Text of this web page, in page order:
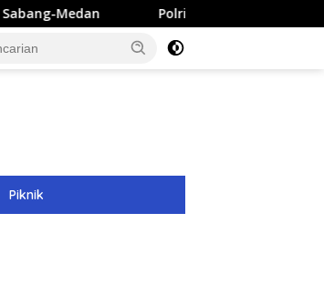
Polri Bangun 40 Titik Sumur Bor untuk
Piknik